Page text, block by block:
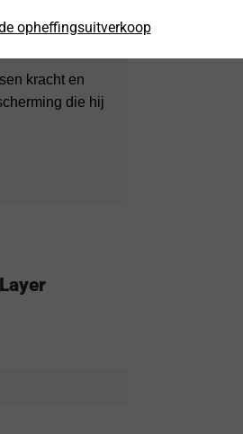
look van de
kracht en
die hij
opheffingsuitverkoop